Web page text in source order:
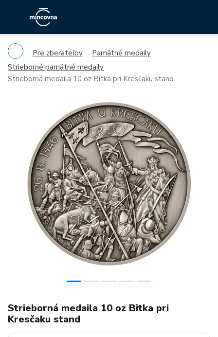
Pre zberateľov
Pamätné medaily
Strieborné pamätné medaily
Strieborná medaila 10 oz Bitka pri Kresčaku stand
Previous
Strieborná medaila 10 oz Bitka pri
Kresčaku stand